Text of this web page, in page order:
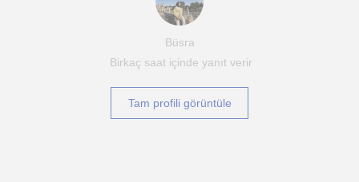
Büsra
Birkaç saat içinde yanıt verir
Tam profili görüntüle